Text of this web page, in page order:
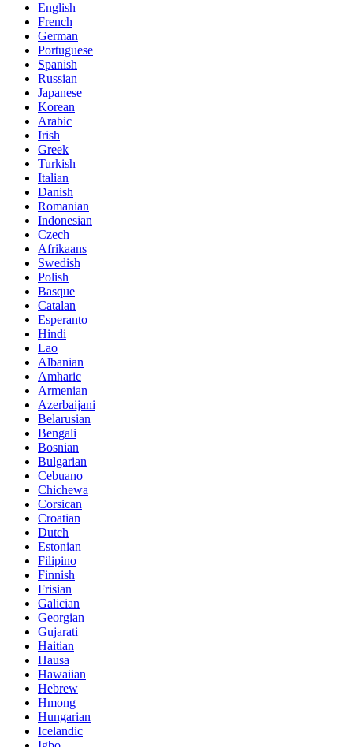
English
French
German
Portuguese
Spanish
Russian
Japanese
Korean
Arabic
Irish
Greek
Turkish
Italian
Danish
Romanian
Indonesian
Czech
Afrikaans
Swedish
Polish
Basque
Catalan
Esperanto
Hindi
Lao
Albanian
Amharic
Armenian
Azerbaijani
Belarusian
Bengali
Bosnian
Bulgarian
Cebuano
Chichewa
Corsican
Croatian
Dutch
Estonian
Filipino
Finnish
Frisian
Galician
Georgian
Gujarati
Haitian
Hausa
Hawaiian
Hebrew
Hmong
Hungarian
Icelandic